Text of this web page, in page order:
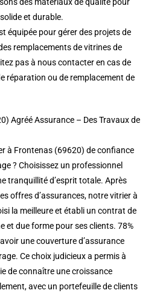
et durable.
équipée pour gérer des projets de
remplacements de vitrines de
pas à nous contacter en cas de
réparation ou de remplacement de
Agréé Assurance – Des Travaux de
à Frontenas (69620) de confiance
? Choisissez un professionnel
tranquillité d’esprit totale. Après
offres d’assurances, notre vitrier à
la meilleure et établi un contrat de
et due forme pour ses clients. 78%
une couverture d’assurance
Ce choix judicieux a permis à
de connaître une croissance
avec un portefeuille de clients